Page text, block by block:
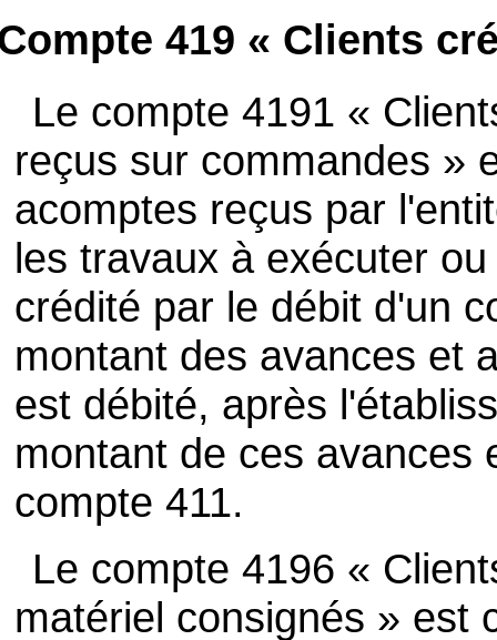
419 « Clients
Le compte 4191 «
reçus sur commandes »
acomptes reçus par
les travaux à exécuter
crédité par le débit d'un
montant des avances et
est débité, après
montant de ces avances
compte 411.
Le compte 4196 «
matériel consignés » est